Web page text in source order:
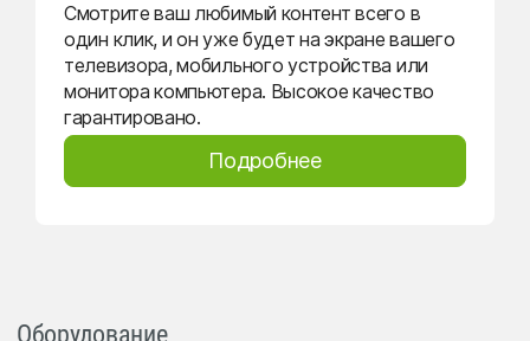
Смотрите ваш любимый контент всего в
один клик, и он уже будет на экране вашего
телевизора, мобильного устройства или
монитора компьютера. Высокое качество
гарантировано.
Подробнее
Оборудование